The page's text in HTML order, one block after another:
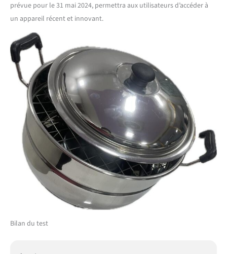
prévue pour le 31 mai 2024, permettra aux utilisateurs d’accéder à
un appareil récent et innovant.
Bilan du test